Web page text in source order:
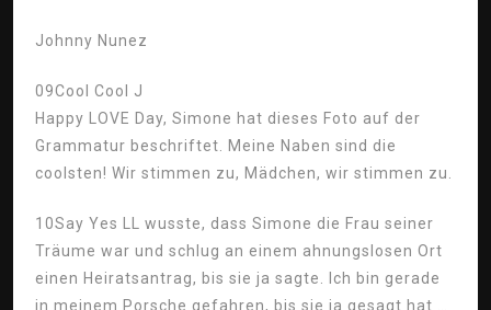
Johnny Nunez
09Cool Cool J
Happy LOVE Day, Simone hat dieses Foto auf der
Grammatur beschriftet. Meine Naben sind die
coolsten! Wir stimmen zu, Mädchen, wir stimmen zu.
10Say Yes LL wusste, dass Simone die Frau seiner
Träume war und schlug an einem ahnungslosen Ort
einen Heiratsantrag, bis sie ja sagte. Ich bin gerade
in meinem Porsche gefahren, bis sie ja gesagt hat …